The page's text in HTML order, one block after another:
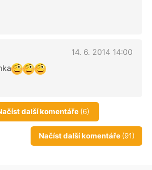
14. 6. 2014 14:00
další komentáře (6)
Načíst další komentáře (91)